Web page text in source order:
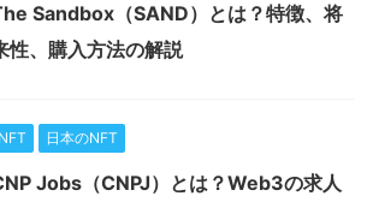
Sandbox（SAND）とは？特徴、将
性、購入方法の解説
NFT 日本のNFT
Jobs（CNPJ）とは？Web3の求人